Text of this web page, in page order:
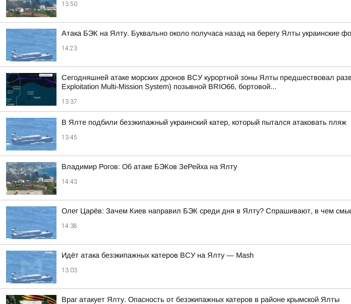
13:50
Атака БЭК на Ялту. Буквально около получаса назад на берегу Ялты украинские
14:23
Сегодняшней атаке морских дронов ВСУ курортной зоны Ялты предшествовал
Exploitation Multi-Mission System) позывной BRIO66, бортовой...
13:37
В Ялте подбили безэкипажный украинский катер, который пытался атаковать пляж
13:45
Владимир Рогов: Об атаке БЭКов ЗеРейха на Ялту
14:43
Олег Царёв: Зачем Киев направил БЭК среди дня в Ялту? Спрашивают, в чем
14:38
Идёт атака безэкипажных катеров ВСУ на Ялту — Mash
13:03
Враг атакует Ялту. Опасность от безэкипажных катеров в районе крымской Ялты